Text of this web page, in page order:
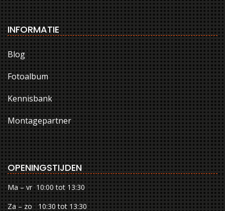
INFORMATIE
Blog
Fotoalbum
Kennisbank
Montagepartner
OPENINGSTIJDEN
Ma – vr 10:00 tot 13:30
Za – zo 10:30 tot 13:30